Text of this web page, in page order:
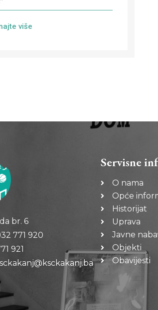
više
br. 6
771 920
921
Servisne
O nama
Opće
Historijat
Uprava
Javne
Objekti
Obavijesti